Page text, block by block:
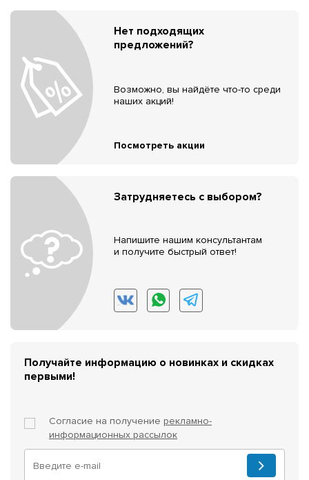
Нет подходящих
предложений?
Возможно, вы найдёте что-то среди
наших акций!
Посмотреть акции
Затрудняетесь с выбором?
Напишите нашим консультантам
и получите быстрый ответ!
Получайте информацию о новинках и скидках
первыми!
Согласие на получение рекламно-
информационных рассылок